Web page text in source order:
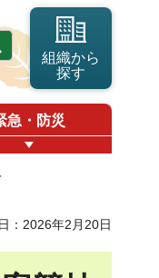
組織から
探す
急・防災
：2026年2月20日